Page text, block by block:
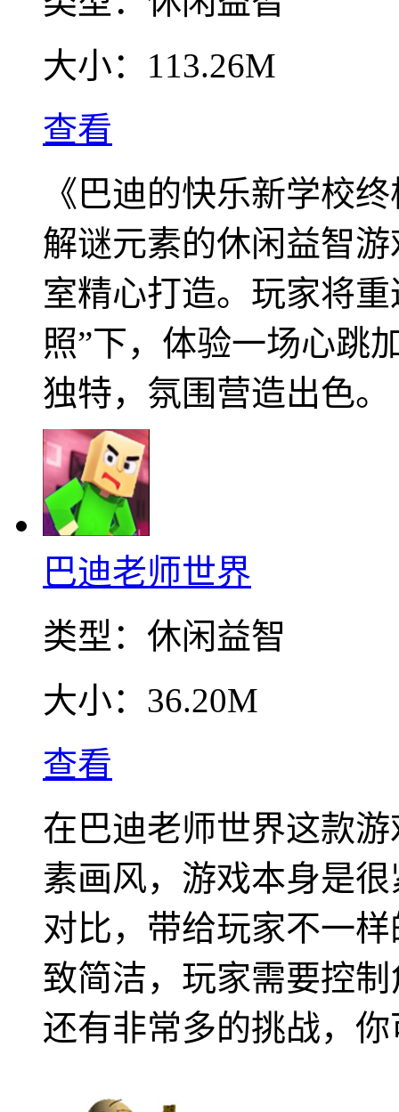
大小： 113.26M
查看
《巴迪的快乐新学校
解谜元素的休闲益智游
室精心打造。玩家将
照”下，体验一场心跳
独特，氛围营造出色。
巴迪老师世界
类型： 休闲益智
大小： 36.20M
查看
在巴迪老师世界这款
素画风，游戏本身是
对比，带给玩家不一
致简洁，玩家需要控
还有非常多的挑战，